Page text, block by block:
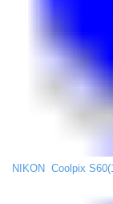
NIKON Coolpix